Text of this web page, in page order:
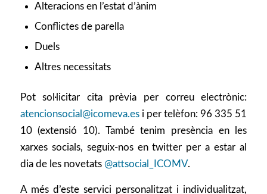
Alteracions en l’estat d’ànim
Conflictes de parella
Duels
Altres necessitats
Pot sol·licitar cita prèvia per correu electrònic:
atencionsocial@icomeva.esi per telèfon: 96 335 51
10 (extensió 10). També tenim presència en les
xarxes socials, seguix-nos en twitter per a estar al
dia de les novetats @attsocial_ICOMV.
A més d’este servici personalitzat i individualitzat,